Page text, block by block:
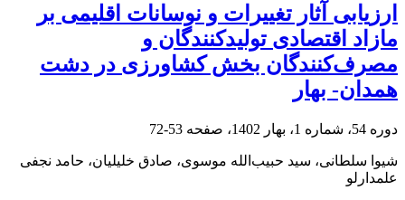
ارزیابی آثار تغییرات و نوسانات اقلیمی بر
مازاد اقتصادی تولید‌کنندگان و
مصرف‌کنندگان بخش کشاورزی در دشت
همدان- بهار
دوره 54، شماره 1، بهار 1402، صفحه 53-72
شیوا سلطانی، سید حبیب‌الله موسوی، صادق خلیلیان، حامد نجفی
علمدارلو